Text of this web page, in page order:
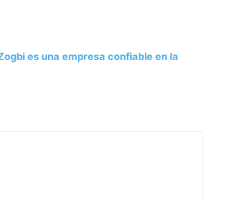
es una empresa confiable en la